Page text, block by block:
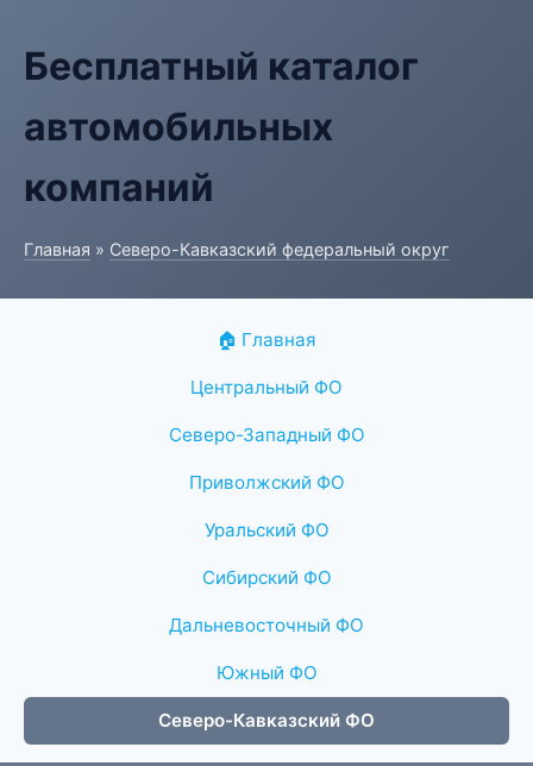
Бесплатный каталог
автомобильных
компаний
Главная » Северо-Кавказский федеральный округ
🏠 Главная
Центральный ФО
Северо-Западный ФО
Приволжский ФО
Уральский ФО
Сибирский ФО
Дальневосточный ФО
Южный ФО
Северо-Кавказский ФО